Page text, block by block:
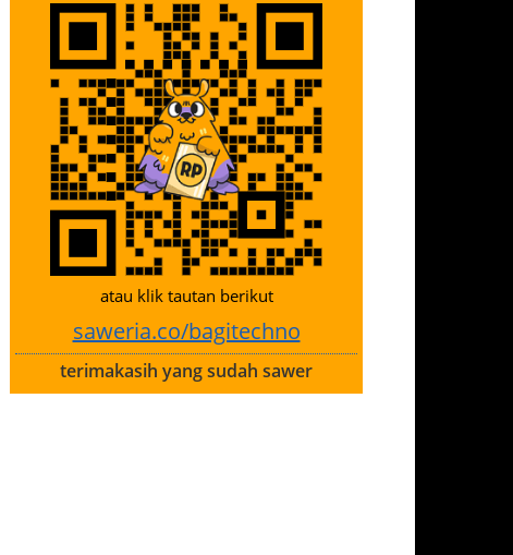
atau klik tautan berikut
saweria.co/bagitechno
terimakasih yang sudah sawer